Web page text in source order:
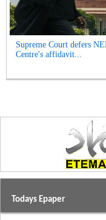
Supreme Court defers
Centre's affidavit...
Todays Epaper